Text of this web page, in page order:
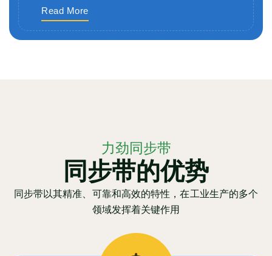
Read More
力劲同步带
同步带的优势
同步带以其精准、可靠和高效的特性，在工业生产的多个
领域发挥着关键作用